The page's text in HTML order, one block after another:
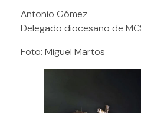
Antonio Gómez
Delegado diocesano de
Foto: Miguel Martos